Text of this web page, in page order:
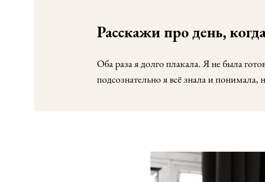
Оба раза я долго плакала. Я не была
подсознательно я всё знала и
Расскажи про день,